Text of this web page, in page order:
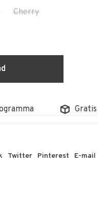
Cherry
Gratis
Twitter Pinterest E-mail